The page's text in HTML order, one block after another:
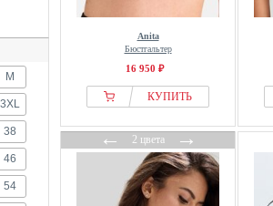
M
3XL
38
46
54
Anita
Бюстгальтер
16 950 ₽
КУПИТЬ
←2 цвета→